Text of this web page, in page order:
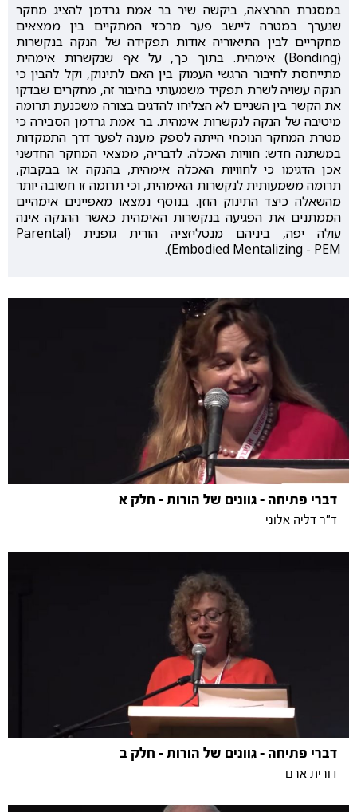
במסגרת ההרצאה, ביקשה שיר בר אמת גרדמן להציג מחקר
שנערך במטרה ליישב פער מרכזי המתקיים בין ממצאים
מחקריים לבין התיאוריה אודות תפקידה של הנקה בנקשרות
(Bonding) אימהית. בתוך כך, על אף שנקשרות אימהית
מתייחסת לחיבור הרגשי העמוק בין האם לתינוק, וקל להבין כי
הנקה עשויה לשרת תפקיד משמעותי בחיבור זה, מחקרים שבדקו
את הקשר בין השניים לא הצליחו להדגים בצורה משכנעת תרומה
מיטיבה של הנקה לנקשרות אימהית. בר אמת גרדמן הסבירה כי
מטרת המחקר הנוכחי הייתה לספק מענה לפער דרך התמקדות
במשתנה חדש: חוויות האכלה. לדבריה, ממצאי המחקר החדשני
אכן הדגימו כי לחוויות האכלה אימהית, בהנקה או בבקבוק,
תרומה משמעותית לנקשרות האימהית, וכי תרומה זו חשובה יותר
מהשאלה כיצד התינוק הוזן. בנוסף נמצאו מאפיינים אימהיים
הממתנים את הפגיעה בנקשרות האימהית כאשר ההנקה אינה
עולה יפה, ביניהם מנטליזציה הורית גופנית (Parental
Embodied Mentalizing - PEM).
דברי פתיחה - גוונים של הורות - חלק א
ד"ר דליה אלוני
דברי פתיחה - גוונים של הורות - חלק ב
דורית ארם